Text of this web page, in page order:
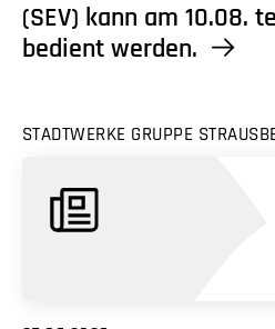
(SEV) kann am 10.08.
bedient werden.
STADTWERKE GRUPPE